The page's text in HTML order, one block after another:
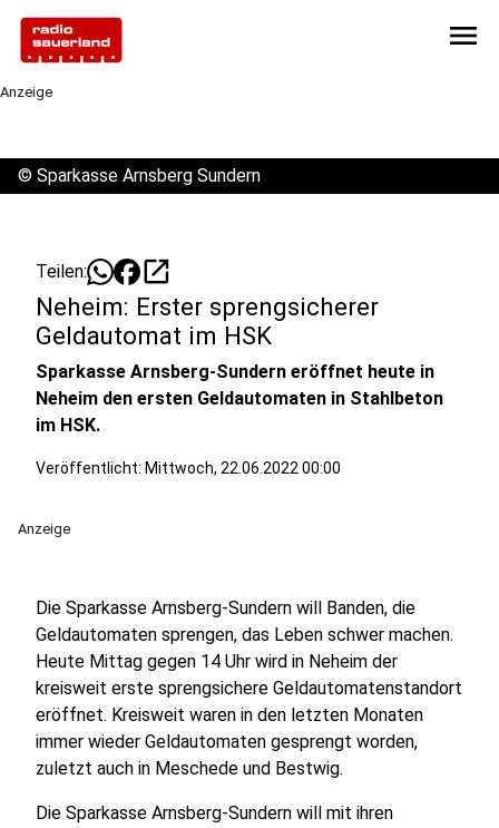
menu
Anzeige
© Sparkasse Arnsberg Sundern
Teilen: open_in_new
Neheim: Erster sprengsicherer
Geldautomat im HSK
Sparkasse Arnsberg-Sundern eröffnet heute in
Neheim den ersten Geldautomaten in Stahlbeton
im HSK.
Veröffentlicht: Mittwoch, 22.06.2022 00:00
Anzeige
Die Sparkasse Arnsberg-Sundern will Banden, die
Geldautomaten sprengen, das Leben schwer machen.
Heute Mittag gegen 14 Uhr wird in Neheim der
kreisweit erste sprengsichere Geldautomatenstandort
eröffnet. Kreisweit waren in den letzten Monaten
immer wieder Geldautomaten gesprengt worden,
zuletzt auch in Meschede und Bestwig.
Die Sparkasse Arnsberg-Sundern will mit ihren